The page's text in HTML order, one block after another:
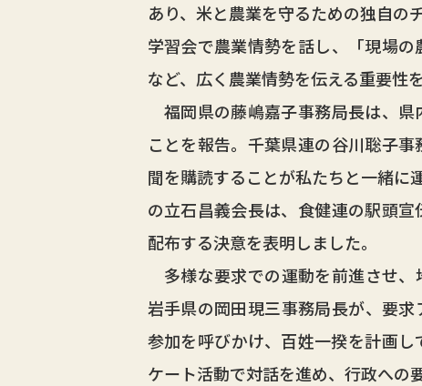
あり、米と農業を守るための独自の
学習会で農業情勢を話し、「現場
など、広く農業情勢を伝える重要性
福岡県の藤嶋嘉子事務局長は、県
ことを報告。千葉県連の谷川聡子
聞を購読することが私たちと一緒に
の立石昌義会長は、食健連の駅頭
配布する決意を表明しました。
多様な要求での運動を前進させ、
岩手県の岡田現三事務局長が、要
参加を呼びかけ、百姓一揆を計画
ケート活動で対話を進め、行政への